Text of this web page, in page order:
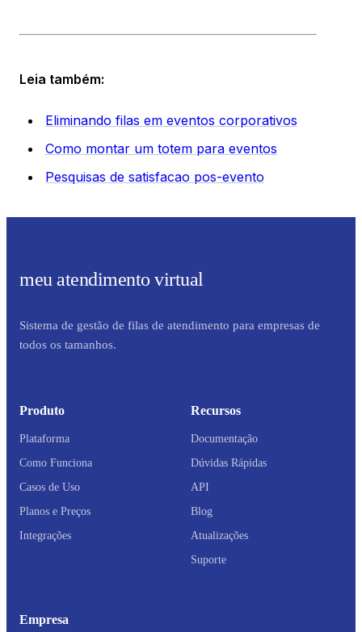
Leia também:
Eliminando filas em eventos corporativos
Como montar um totem para eventos
Pesquisas de satisfacao pos-evento
meu atendimento virtual
Sistema de gestão de filas de atendimento para empresas de
todos os tamanhos.
Produto
Plataforma
Como Funciona
Casos de Uso
Planos e Preços
Integrações
Recursos
Documentação
Dúvidas Rápidas
API
Blog
Atualizações
Suporte
Empresa